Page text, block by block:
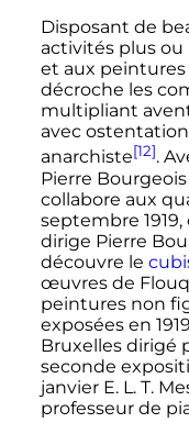
Disposant de
activités plus
et aux peintures
décroche les
multipliant
avec
anarchiste[12].
Pierre
collabore aux
septembre 1919,
dirige Pierre
découvre le
œuvres de
peintures non
exposées en
Bruxelles dirigé
seconde
janvier E. L. T.
professeur de